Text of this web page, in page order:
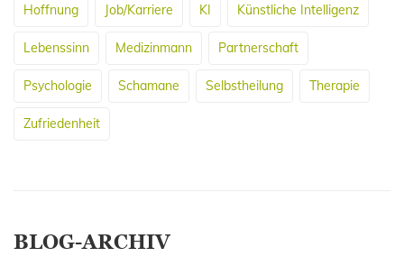
Hoffnung Job/Karriere KI Künstliche Intelligenz
Lebenssinn Medizinmann Partnerschaft
Psychologie Schamane Selbstheilung Therapie
Zufriedenheit
BLOG-ARCHIV